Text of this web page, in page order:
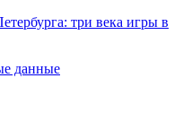
три века игры в
данные